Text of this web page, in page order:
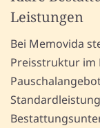
Leistungen
Bei Memovida
Preisstruktur im